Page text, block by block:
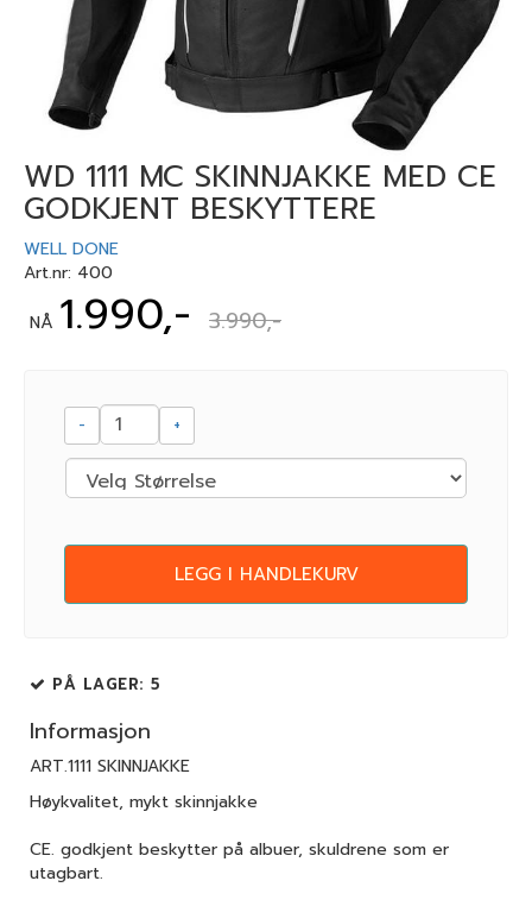
WD 1111 MC SKINNJAKKE MED CE
GODKJENT BESKYTTERE
WELL DONE
Art.nr: 400
NÅ 1.990,- 3.990,-
- +
LEGG I HANDLEKURV
PÅ LAGER: 5
Informasjon
ART.1111 SKINNJAKKE
Høykvalitet, mykt skinnjakke
CE. godkjent beskytter på albuer, skuldrene som er
utagbart.